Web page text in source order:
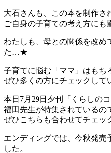
大石さんも、この本を制作さ
ご自身の子育ての考え方にも
わたしも、母との関係を改め
た…★
子育てに悩む「ママ」はもち
ぜひ多くの方にチェックして
本日7月29日夕刊「くらしの
福田先生が特集されているの
ぜひこちらも合わせてチェッ
エンディングでは、今秋発売
した。